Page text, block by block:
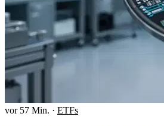
vor 57 Min. · ETFs